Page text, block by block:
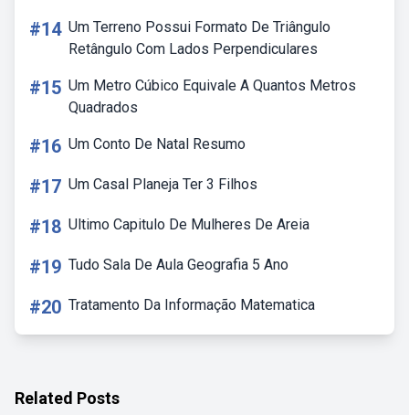
#14 Um Terreno Possui Formato De Triângulo
Retângulo Com Lados Perpendiculares
#15 Um Metro Cúbico Equivale A Quantos Metros
Quadrados
#16 Um Conto De Natal Resumo
#17 Um Casal Planeja Ter 3 Filhos
#18 Ultimo Capitulo De Mulheres De Areia
#19 Tudo Sala De Aula Geografia 5 Ano
#20 Tratamento Da Informação Matematica
Related Posts